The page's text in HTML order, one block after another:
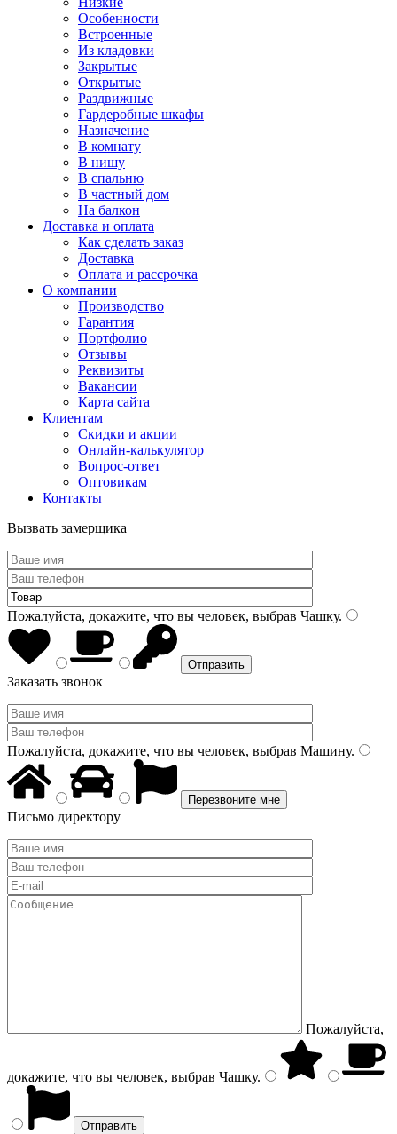
Особенности
Встроенные
Из кладовки
Закрытые
Открытые
Раздвижные
Гардеробные шкафы
Назначение
В комнату
В нишу
В спальню
В частный дом
На балкон
Доставка и оплата
Как сделать заказ
Доставка
Оплата и рассрочка
О компании
Производство
Гарантия
Портфолио
Отзывы
Реквизиты
Вакансии
Карта сайта
Клиентам
Скидки и акции
Онлайн-калькулятор
Вопрос-ответ
Оптовикам
Контакты
Вызвать замерщика
Пожалуйста, докажите, что вы человек, выбрав Чашку.
Заказать звонок
Пожалуйста, докажите, что вы человек, выбрав Машину.
Письмо директору
Пожалуйста,
докажите, что вы человек, выбрав Чашку.